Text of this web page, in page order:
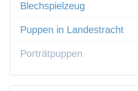
Blechspielzeug
Puppen in Landestracht
Porträtpuppen